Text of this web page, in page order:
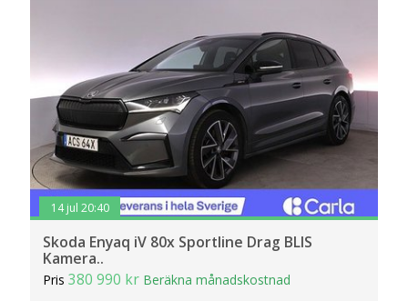
14 jul 20:40
Skoda Enyaq iV 80x Sportline Drag BLIS
Kamera..
Pris380 990 kr Beräkna månadskostnad